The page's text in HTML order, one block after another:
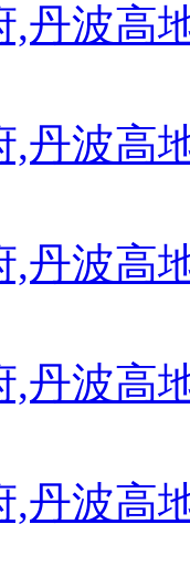
丹波高
丹波高
丹波高
丹波高
丹波高